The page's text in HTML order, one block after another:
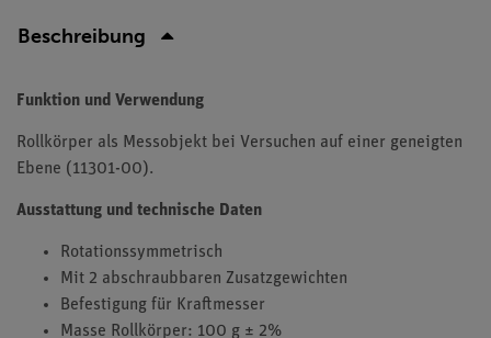
Beschreibung
Funktion und Verwendung
Rollkörper als Messobjekt bei Versuchen auf einer geneigten
Ebene (11301-00).
Ausstattung und technische Daten
Rotationssymmetrisch
Mit 2 abschraubbaren Zusatzgewichten
Befestigung für Kraftmesser
Masse Rollkörper: 100 g ± 2%